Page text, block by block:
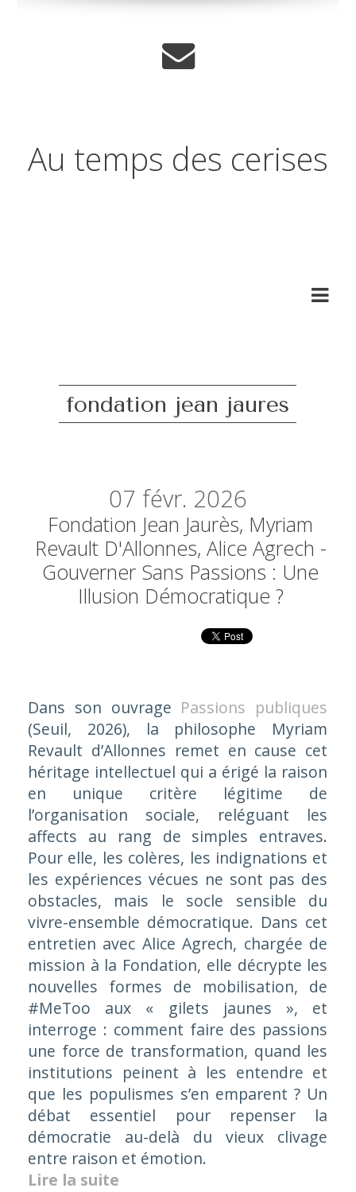
Au temps des cerises
fondation jean jaures
07 févr. 2026
Fondation Jean Jaurès, Myriam
Revault D'Allonnes, Alice Agrech -
Gouverner Sans Passions : Une
Illusion Démocratique ?
Dans son ouvrage Passions publiques
(Seuil, 2026), la philosophe Myriam
Revault d’Allonnes remet en cause cet
héritage intellectuel qui a érigé la raison
en unique critère légitime de
l’organisation sociale, reléguant les
affects au rang de simples entraves.
Pour elle, les colères, les indignations et
les expériences vécues ne sont pas des
obstacles, mais le socle sensible du
vivre-ensemble démocratique. Dans cet
entretien avec Alice Agrech, chargée de
mission à la Fondation, elle décrypte les
nouvelles formes de mobilisation, de
#MeToo aux « gilets jaunes », et
interroge : comment faire des passions
une force de transformation, quand les
institutions peinent à les entendre et
que les populismes s’en emparent ? Un
débat essentiel pour repenser la
démocratie au-delà du vieux clivage
entre raison et émotion.
Lire la suite